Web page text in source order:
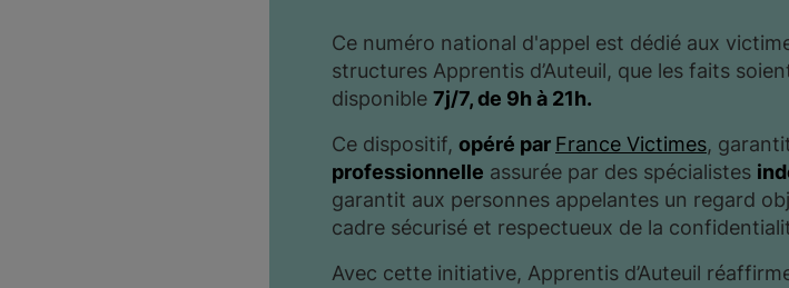
Ce numéro national d'appel est dédié aux
structures Apprentis d’Auteuil, que les faits
disponible 7j/7, de 9h à 21h.
Ce dispositif, opéré par France Victimes,
professionnelle assurée par des spécialistes
garantit aux personnes appelantes un regard
cadre sécurisé et respectueux de la
Avec cette initiative, Apprentis d’Auteuil